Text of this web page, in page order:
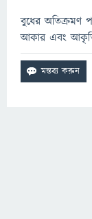
বুধের অতিক্রমণ
আকার এবং আকৃতি